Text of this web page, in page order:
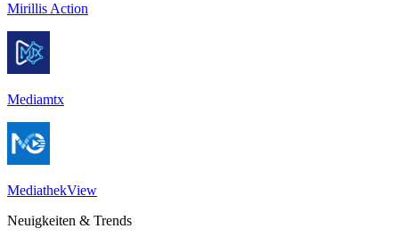
Mirillis Action
Mediamtx
MediathekView
Neuigkeiten & Trends